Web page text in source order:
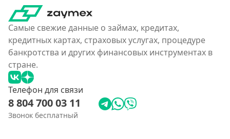
4500000 руб
500000 руб
600 тысяч
650000 руб
700000 руб
750000 руб
800000 руб
Самые свежие данные о займах, кредитах,
кредитных картах, страховых услугах, процедуре
банкротства и других финансовых инструментах в
стране.
Телефон для связи
8 804 700 03 11
Звонок бесплатный